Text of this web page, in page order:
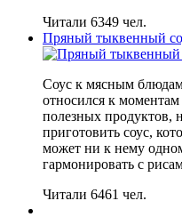
Читали 6349 чел.
Пряный тыквенный
Соус к мясным
относился к
полезных продуктов,
приготовить соус,
может ни к нему
гармонировать с
Читали 6461 чел.